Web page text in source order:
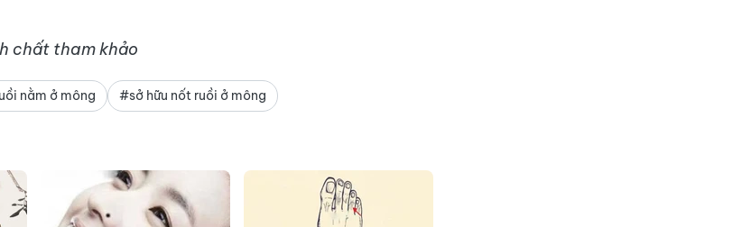
chất tham khảo
nằm ở mông #sở hữu nốt ruồi ở mông